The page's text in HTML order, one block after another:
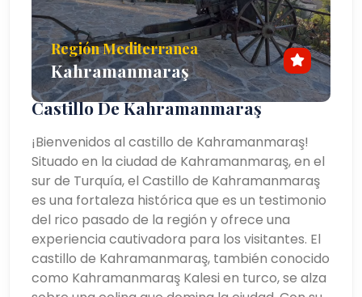
Región Mediterranea
Kahramanmaraş
Castillo De Kahramanmaraş
¡Bienvenidos al castillo de Kahramanmaraş!
Situado en la ciudad de Kahramanmaraş, en el
sur de Turquía, el Castillo de Kahramanmaraş
es una fortaleza histórica que es un testimonio
del rico pasado de la región y ofrece una
experiencia cautivadora para los visitantes. El
castillo de Kahramanmaraş, también conocido
como Kahramanmaraş Kalesi en turco, se alza